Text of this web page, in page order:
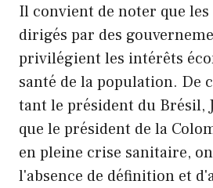
Il convient de noter que les
dirigés par des
privilégient les intérêts
santé de la population. De
tant le président du Brésil,
que le président de la
en pleine crise sanitaire,
l'absence de définition et